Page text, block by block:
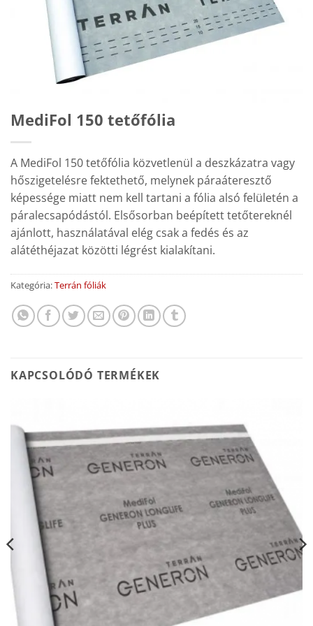
MediFol 150 tetőfólia
A MediFol 150 tetőfólia közvetlenül a deszkázatra vagy
hőszigetelésre fektethető, melynek páraáteresztő
képessége miatt nem kell tartani a fólia alsó felületén a
páralecsapódástól. Elsősorban beépített tetőtereknél
ajánlott, használatával elég csak a fedés és az
alátéthéjazat közötti légrést kialakítani.
Kategória:Terrán fóliák
KAPCSOLÓDÓ TERMÉKEK